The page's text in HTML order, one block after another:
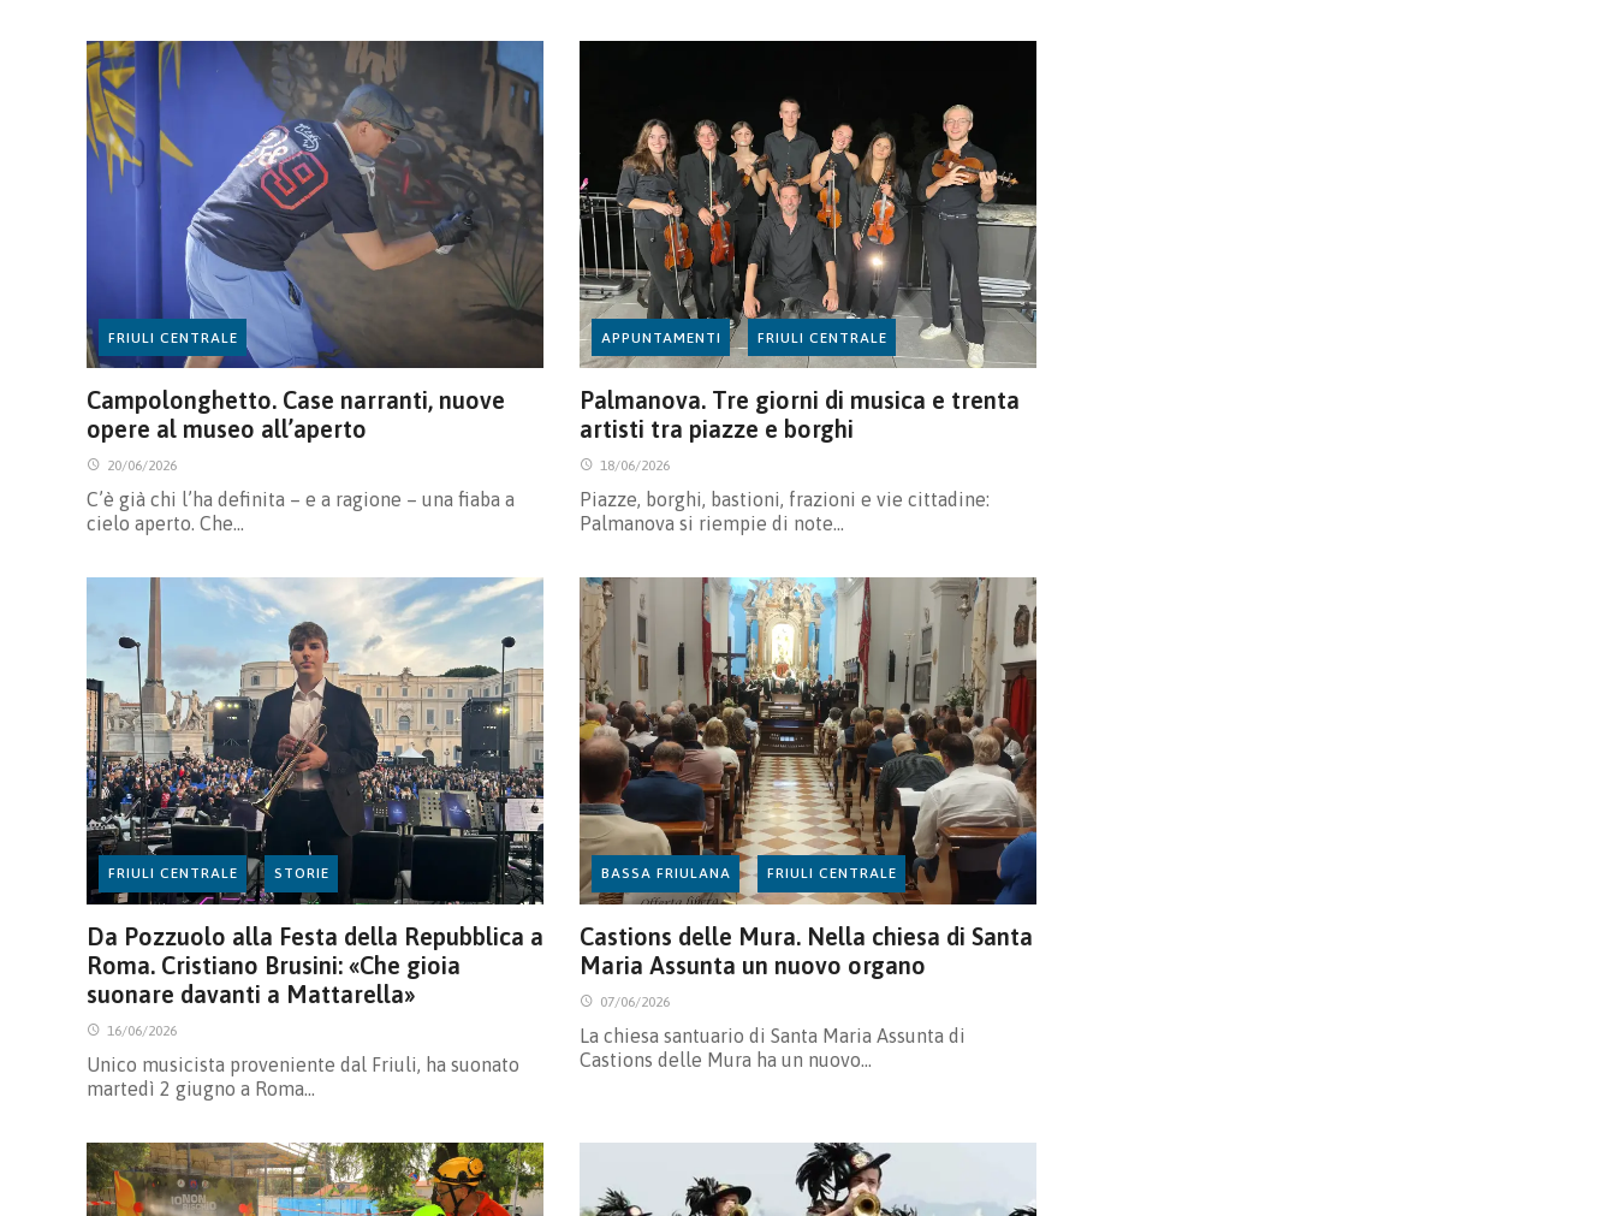
FRIULI CENTRALE
Campolonghetto. Case narranti, nuove
opere al museo all’aperto
20/06/2026
C’è già chi l’ha definita – e a ragione – una fiaba a
cielo aperto. Che…
APPUNTAMENTI FRIULI CENTRALE
Palmanova. Tre giorni di musica e trenta
artisti tra piazze e borghi
18/06/2026
Piazze, borghi, bastioni, frazioni e vie cittadine:
Palmanova si riempie di note…
FRIULI CENTRALE STORIE
Da Pozzuolo alla Festa della Repubblica a
Roma. Cristiano Brusini: «Che gioia
suonare davanti a Mattarella»
16/06/2026
Unico musicista proveniente dal Friuli, ha suonato
martedì 2 giugno a Roma…
BASSA FRIULANA FRIULI CENTRALE
Castions delle Mura. Nella chiesa di Santa
Maria Assunta un nuovo organo
07/06/2026
La chiesa santuario di Santa Maria Assunta di
Castions delle Mura ha un nuovo…